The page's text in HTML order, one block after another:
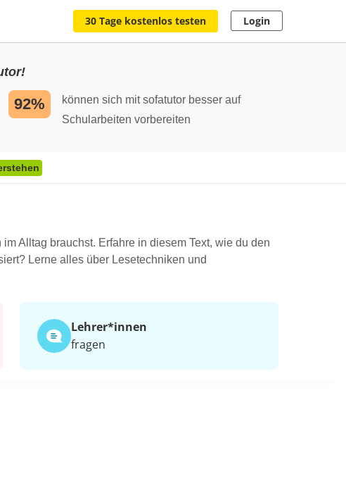
30 Tage kostenlos testen Login
92%
können sich mit sofatutor besser auf
Schularbeiten vorbereiten
Alltag brauchst. Erfahre in diesem Text, wie du den
Lerne alles über Lesetechniken und
Lehrer*​innen
fragen